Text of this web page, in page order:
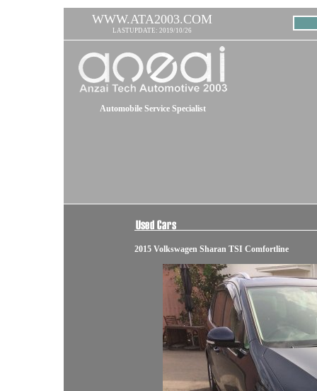
WWW.ATA2003.COM
LASTUPDATE: 2019/10/26
Automobile Service Specialist
2015 Volkswagen Sharan TSI Comfortline